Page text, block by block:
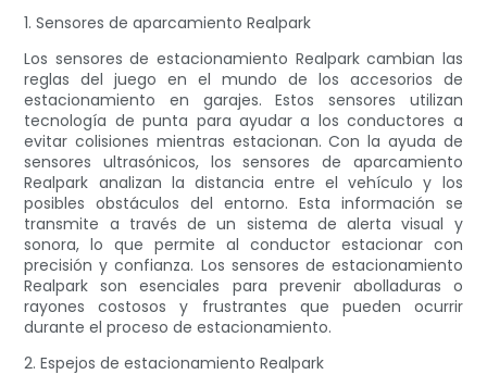
1. Sensores de aparcamiento Realpark
Los sensores de estacionamiento Realpark cambian las
reglas del juego en el mundo de los accesorios de
estacionamiento en garajes. Estos sensores utilizan
tecnología de punta para ayudar a los conductores a
evitar colisiones mientras estacionan. Con la ayuda de
sensores ultrasónicos, los sensores de aparcamiento
Realpark analizan la distancia entre el vehículo y los
posibles obstáculos del entorno. Esta información se
transmite a través de un sistema de alerta visual y
sonora, lo que permite al conductor estacionar con
precisión y confianza. Los sensores de estacionamiento
Realpark son esenciales para prevenir abolladuras o
rayones costosos y frustrantes que pueden ocurrir
durante el proceso de estacionamiento.
2. Espejos de estacionamiento Realpark